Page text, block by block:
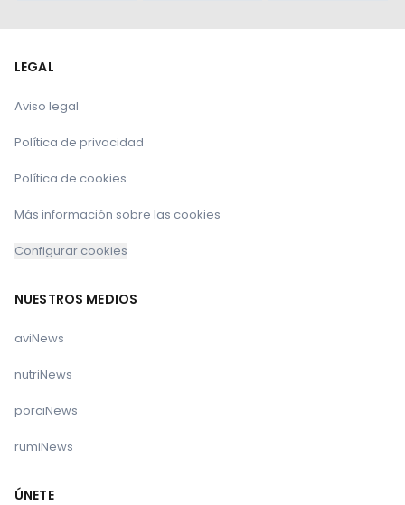
LEGAL
Aviso legal
Política de privacidad
Política de cookies
Más información sobre las cookies
Configurar cookies
NUESTROS MEDIOS
aviNews
nutriNews
porciNews
rumiNews
ÚNETE